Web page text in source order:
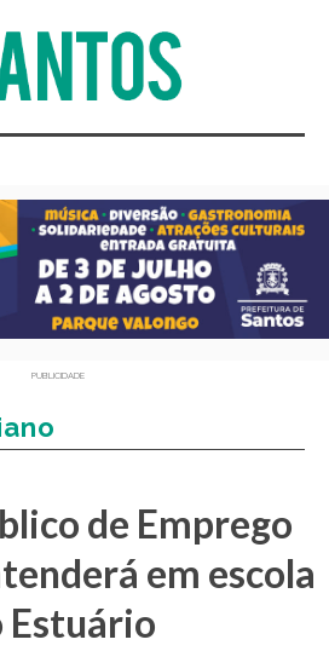
PUBLICIDADE
de Emprego
em escola
Estuário